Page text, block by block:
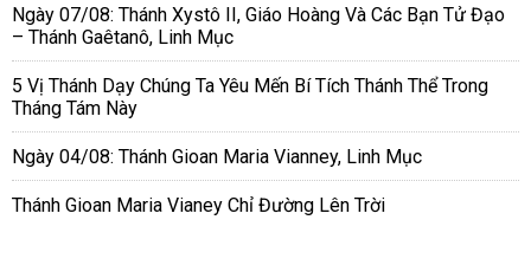
Ngày 07/08: Thánh Xystô II, Giáo Hoàng Và Các Bạn Tử Đạo
– Thánh Gaêtanô, Linh Mục
5 Vị Thánh Dạy Chúng Ta Yêu Mến Bí Tích Thánh Thể Trong
Tháng Tám Này
Ngày 04/08: Thánh Gioan Maria Vianney, Linh Mục
Thánh Gioan Maria Vianey Chỉ Đường Lên Trời